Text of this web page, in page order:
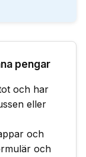
pengar
och har
eller
och
och